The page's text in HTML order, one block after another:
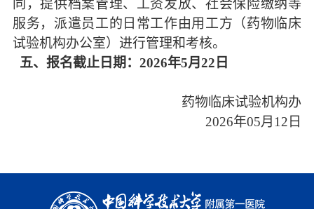
同，提供档案管理、工资发放、社会保险缴纳等
服务，派遣员工的日常工作由用工方（药物临床
试验机构办公室）进行管理和考核。
五、 报名截止日期： 2026年5月22日
药物临床试验机构办
2026年05月 12 日